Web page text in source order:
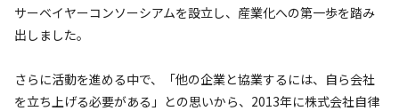
サーベイヤーコンソーシアムを設立し、産業化への第一歩を踏み
出しました。
さらに活動を進める中で、「他の企業と協業するには、自ら会社
を立ち上げる必要がある」との思いから、2013年に株式会社自律